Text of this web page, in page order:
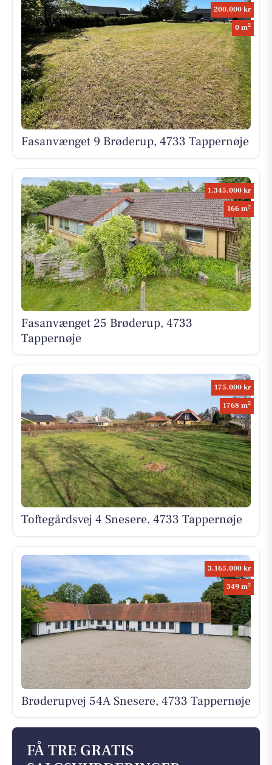
200.000 kr
0 m2
Fasanvænget 9 Brøderup, 4733 Tappernøje
1.345.000 kr
166 m2
Fasanvænget 25 Brøderup, 4733
Tappernøje
175.000 kr
1768 m2
Toftegårdsvej 4 Snesere, 4733 Tappernøje
3.165.000 kr
349 m2
Brøderupvej 54A Snesere, 4733 Tappernøje
FÅ TRE GRATIS